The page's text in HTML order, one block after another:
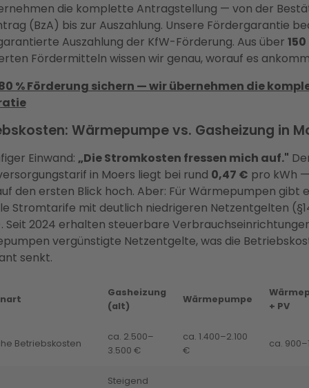
die komplette Antragstellung — von der
(BzA) bis zur Auszahlung. Unsere Fördergarantie
Auszahlung der KfW-Förderung. Aus über
Fördermitteln wissen wir genau, worauf es
% Förderung sichern — wir übernehmen die
Wärmepumpe vs. Gasheizung in
Einwand: „Die Stromkosten fressen mich auf."
in Moers liegt bei rund 0,47 € pro kWh
den ersten Blick hoch. Aber: Für Wärmepumpen gibt
Stromtarife mit deutlich niedrigeren Netzentgelten
Seit 2024 erhalten steuerbare
vergünstigte Netzentgelte, was die
senkt.
Gasheizung
(alt)
Wärmepumpe
+ PV
Betriebskosten
ca. 2.500–
3.500 €
ca. 1.400–2.100
€
ca.
Steigend